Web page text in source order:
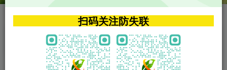
VIP特权介绍 APP源码
VIP特权介绍
火
VIP特权介绍
影视源码
影视源码
扫码关注防失联